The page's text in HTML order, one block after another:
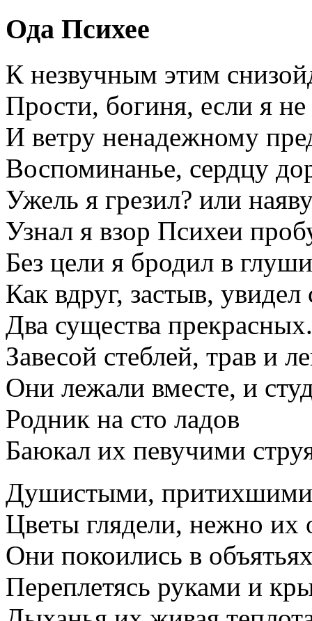
Ода Психее
К незвучным этим
Прости, богиня, если я
И ветру ненадежному
Воспоминанье, сердцу
Ужель я грезил? или
Узнал я взор Психеи
Без цели я бродил в
Как вдруг, застыв, увидел
Два существа
Завесой стеблей, трав и
Они лежали вместе, и
Родник на сто ладов
Баюкал их певучими
Душистыми, притихшими
Цветы глядели, нежно их
Они покоились в
Переплетясь руками и